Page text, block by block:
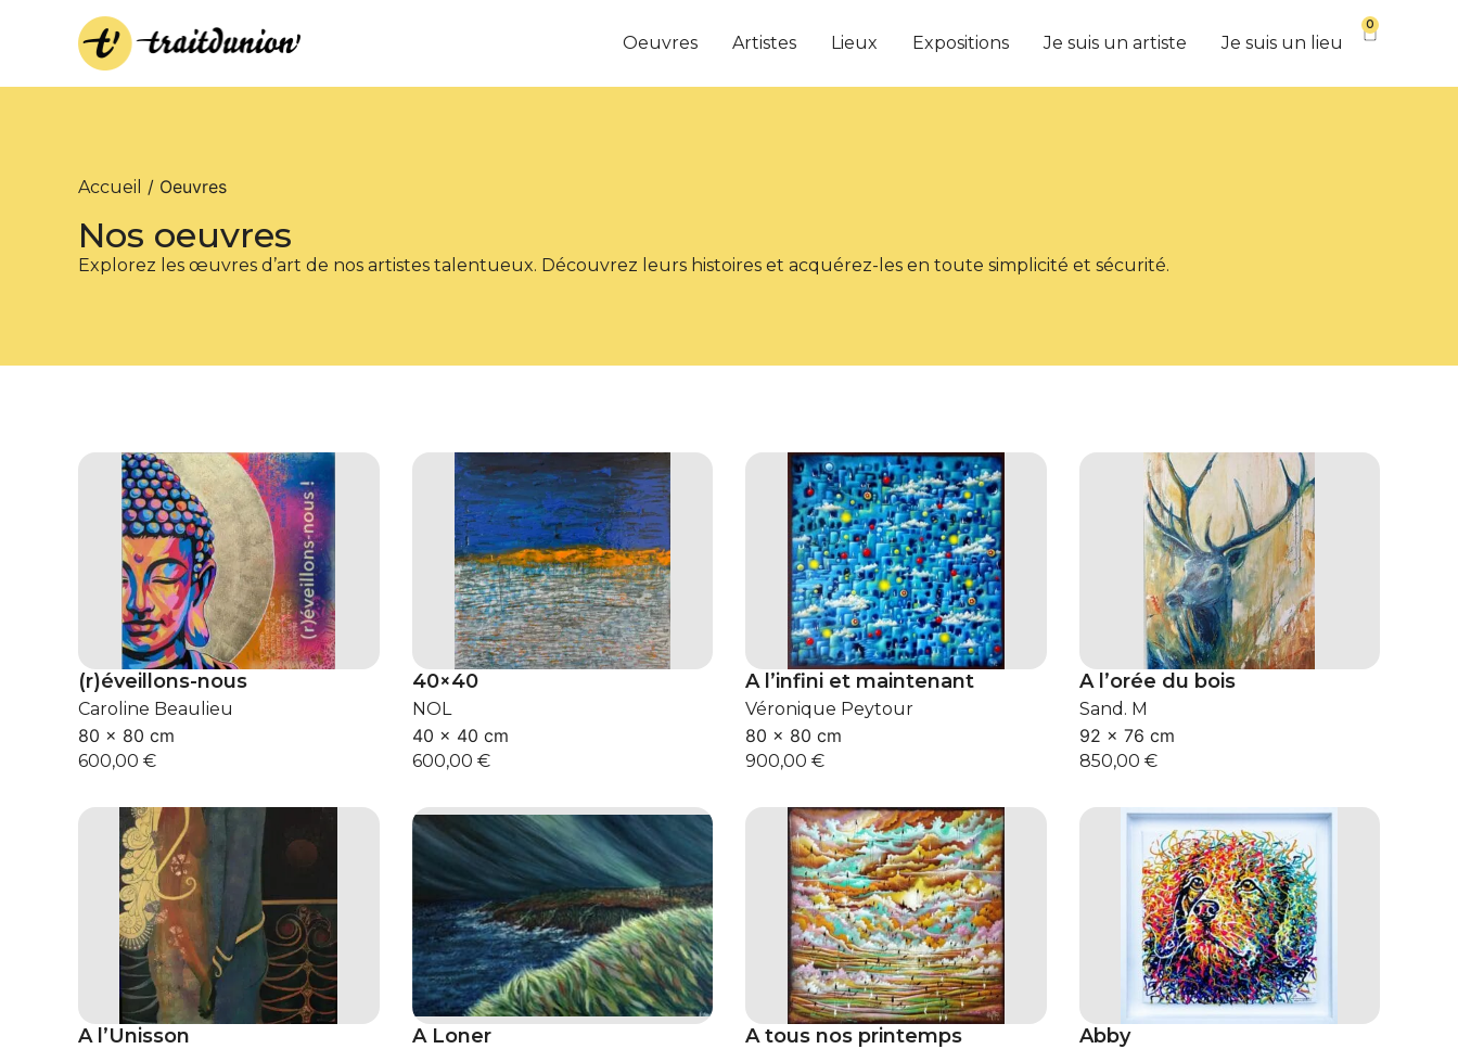
Oeuvres Artistes Lieux Expositions Je suis un artiste Je suis un lieu
0
Accueil / Oeuvres
Nos oeuvres
Explorez les œuvres d’art de nos artistes talentueux. Découvrez leurs histoires et acquérez-les en toute simplicité et sécurité.
(r)éveillons-nous
Caroline Beaulieu
80 × 80 cm
600,00 €
40×40
NOL
40 × 40 cm
600,00 €
A l’infini et maintenant
Véronique Peytour
80 × 80 cm
900,00 €
A l’orée du bois
Sand. M
92 × 76 cm
850,00 €
A l’Unisson A Loner A tous nos printemps Abby